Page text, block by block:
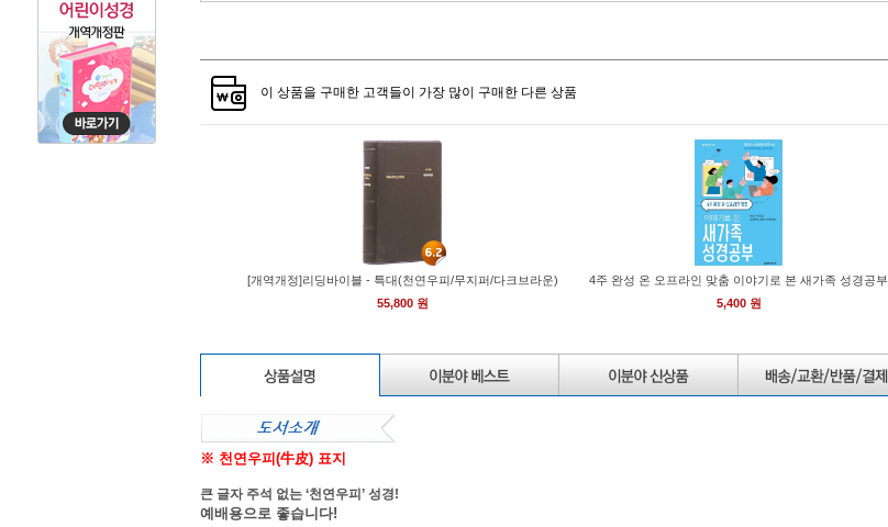
이 상품을 구매한 고객들이 가장 많이 구매한 다른 상품
[개역개정]리딩바이블 - 특대(천연우피/무지퍼/다크브라운)
55,800 원
4주 완성 온 오프라인 맞춤 이야기로 본 새가족 성경공부
5,400 원